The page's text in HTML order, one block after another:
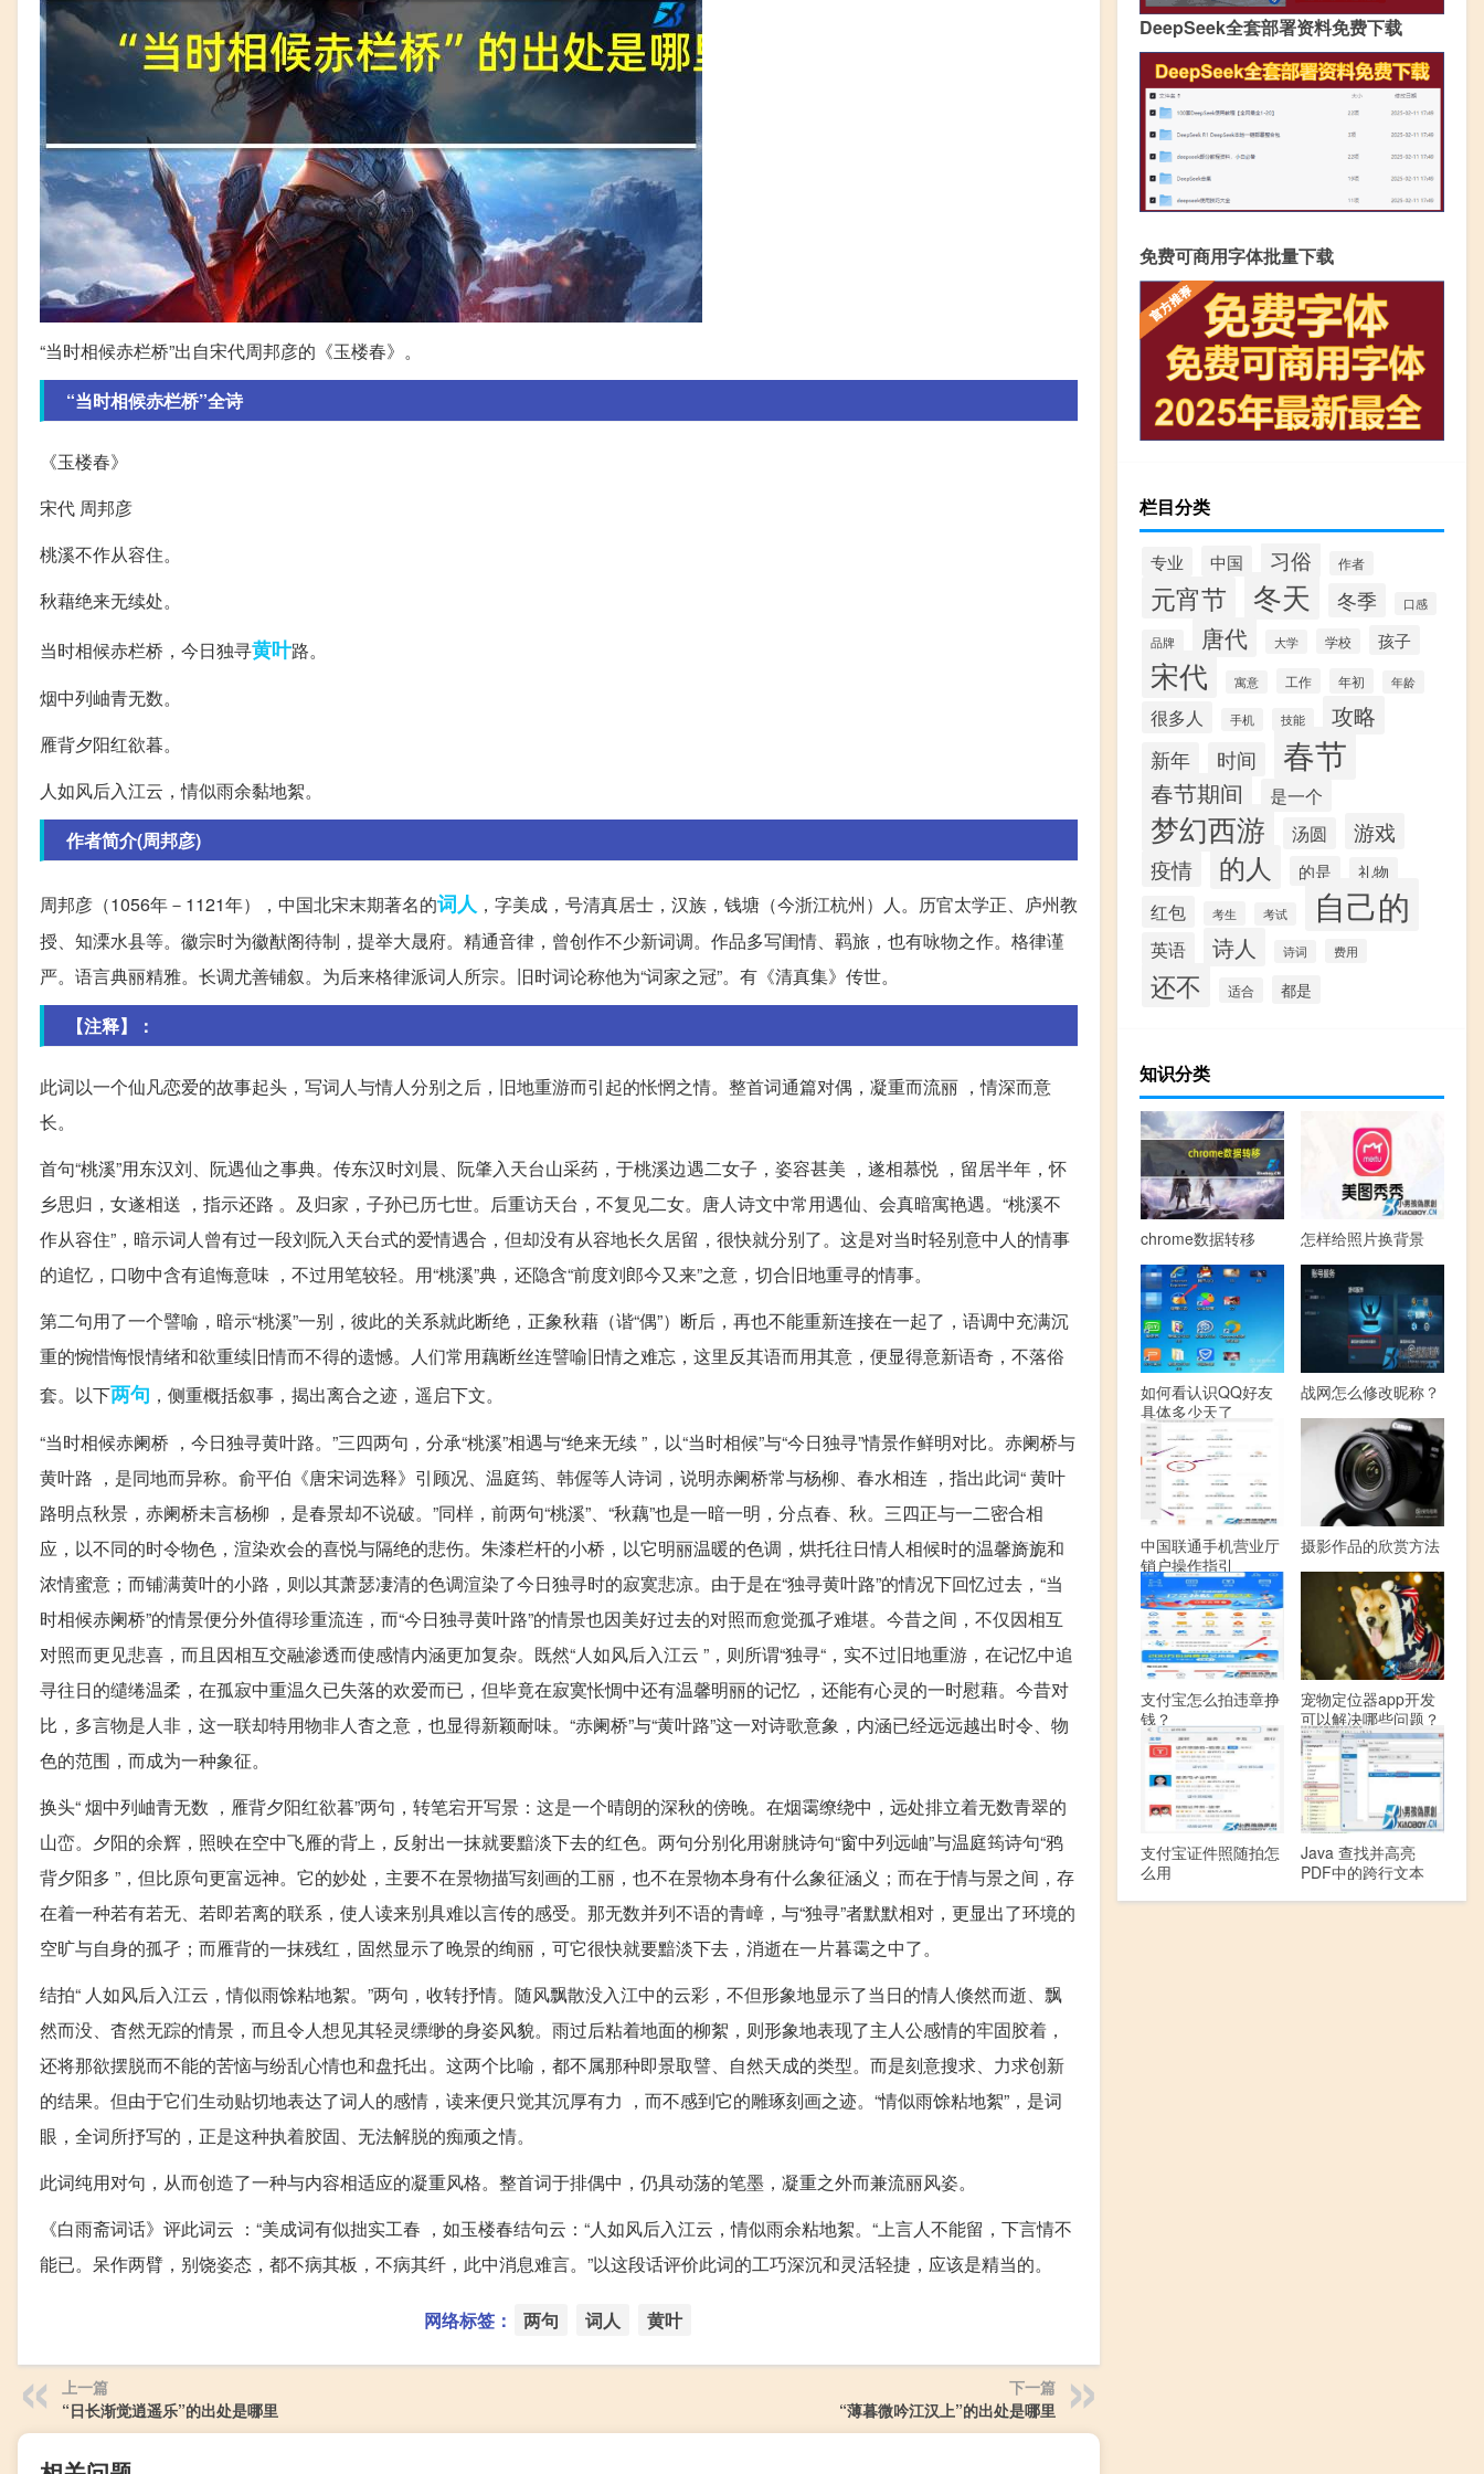
“当时相候赤栏桥”出自宋代周邦彦的《玉楼春》。
“当时相候赤栏桥”全诗
《玉楼春》
宋代 周邦彦
桃溪不作从容住。
秋藉绝来无续处。
当时相候赤栏桥，今日独寻黄叶路。
烟中列岫青无数。
雁背夕阳红欲暮。
人如风后入江云，情似雨余黏地絮。
作者简介(周邦彦)
周邦彦（1056年－1121年），中国北宋末期著名的词人 ，字美成，号清真居士，汉族，钱塘（今浙江杭州）人。历官太学正、庐州教
授、知溧水县等。徽宗时为徽猷阁待制，提举大晟府。精通音律，曾创作不少新词调。作品多写闺情、羁旅，也有咏物之作。格律谨
严。语言典丽精雅。长调尤善铺叙。为后来格律派词人所宗。旧时词论称他为“词家之冠”。有《清真集》传世。
【注释】：
此词以一个仙凡恋爱的故事起头，写词人与情人分别之后，旧地重游而引起的怅惘之情。整首词通篇对偶，凝重而流丽 ，情深而意
长。
首句“桃溪”用东汉刘、阮遇仙之事典。传东汉时刘晨、阮肇入天台山采药，于桃溪边遇二女子，姿容甚美 ，遂相慕悦 ，留居半年，怀
乡思归，女遂相送 ，指示还路 。及归家，子孙已历七世。后重访天台，不复见二女。唐人诗文中常用遇仙、会真暗寓艳遇。“桃溪不
作从容住”，暗示词人曾有过一段刘阮入天台式的爱情遇合，但却没有从容地长久居留，很快就分别了。这是对当时轻别意中人的情事
的追忆，口吻中含有追悔意味 ，不过用笔较轻。用“桃溪”典，还隐含“前度刘郎今又来”之意，切合旧地重寻的情事。
第二句用了一个譬喻，暗示“桃溪”一别，彼此的关系就此断绝，正象秋藉（谐“偶”）断后，再也不能重新连接在一起了，语调中充满沉
重的惋惜悔恨情绪和欲重续旧情而不得的遗憾。人们常用藕断丝连譬喻旧情之难忘，这里反其语而用其意，便显得意新语奇，不落俗
套。以下两句 ，侧重概括叙事，揭出离合之迹，遥启下文。
“当时相候赤阑桥 ，今日独寻黄叶路。”三四两句，分承“桃溪”相遇与“绝来无续 ”，以“当时相候”与“今日独寻”情景作鲜明对比。赤阑桥与
黄叶路 ，是同地而异称。俞平伯《唐宋词选释》引顾况、温庭筠、韩偓等人诗词，说明赤阑桥常与杨柳、春水相连 ，指出此词“ 黄叶
路明点秋景，赤阑桥未言杨柳 ，是春景却不说破。”同样，前两句“桃溪”、“秋藕”也是一暗一明，分点春、秋。三四正与一二密合相
应，以不同的时令物色，渲染欢会的喜悦与隔绝的悲伤。朱漆栏杆的小桥，以它明丽温暖的色调，烘托往日情人相候时的温馨旖旎和
浓情蜜意；而铺满黄叶的小路，则以其萧瑟凄清的色调渲染了今日独寻时的寂寞悲凉。由于是在“独寻黄叶路”的情况下回忆过去，“当
时相候赤阑桥”的情景便分外值得珍重流连，而“今日独寻黄叶路”的情景也因美好过去的对照而愈觉孤孑难堪。今昔之间，不仅因相互
对照而更见悲喜，而且因相互交融渗透而使感情内涵更加复杂。既然“人如风后入江云 ”，则所谓“独寻“，实不过旧地重游，在记忆中追
寻往日的缱绻温柔，在孤寂中重温久已失落的欢爱而已，但毕竟在寂寞怅惆中还有温馨明丽的记忆 ，还能有心灵的一时慰藉。今昔对
比，多言物是人非，这一联却特用物非人杳之意，也显得新颖耐味。“赤阑桥”与“黄叶路”这一对诗歌意象，内涵已经远远越出时令、物
色的范围，而成为一种象征。
换头“ 烟中列岫青无数 ，雁背夕阳红欲暮”两句，转笔宕开写景：这是一个晴朗的深秋的傍晚。在烟霭缭绕中，远处排立着无数青翠的
山峦。夕阳的余辉，照映在空中飞雁的背上，反射出一抹就要黯淡下去的红色。两句分别化用谢朓诗句“窗中列远岫”与温庭筠诗句“鸦
背夕阳多 ”，但比原句更富远神。它的妙处，主要不在景物描写刻画的工丽，也不在景物本身有什么象征涵义；而在于情与景之间，存
在着一种若有若无、若即若离的联系，使人读来别具难以言传的感受。那无数并列不语的青嶂，与“独寻”者默默相对，更显出了环境的
空旷与自身的孤孑；而雁背的一抹残红，固然显示了晚景的绚丽，可它很快就要黯淡下去，消逝在一片暮霭之中了。
结拍“ 人如风后入江云，情似雨馀粘地絮。”两句，收转抒情。随风飘散没入江中的云彩，不但形象地显示了当日的情人倏然而逝、飘
然而没、杳然无踪的情景，而且令人想见其轻灵缥缈的身姿风貌。雨过后粘着地面的柳絮，则形象地表现了主人公感情的牢固胶着，
还将那欲摆脱而不能的苦恼与纷乱心情也和盘托出。这两个比喻，都不属那种即景取譬、自然天成的类型。而是刻意搜求、力求创新
的结果。但由于它们生动贴切地表达了词人的感情，读来便只觉其沉厚有力 ，而不感到它的雕琢刻画之迹。“情似雨馀粘地絮”，是词
眼，全词所抒写的，正是这种执着胶固、无法解脱的痴顽之情。
此词纯用对句，从而创造了一种与内容相适应的凝重风格。整首词于排偶中，仍具动荡的笔墨，凝重之外而兼流丽风姿。
《白雨斋词话》评此词云 ：“美成词有似拙实工春 ，如玉楼春结句云：“人如风后入江云，情似雨余粘地絮。“上言人不能留，下言情不
能已。呆作两臂，别饶姿态，都不病其板，不病其纤，此中消息难言。”以这段话评价此词的工巧深沉和灵活轻捷，应该是精当的。
网络标签： 两句 词人 黄叶
上一篇
“日长渐觉逍遥乐”的出处是哪里
下一篇
“薄暮微吟江汉上”的出处是哪里
DeepSeek全套部署资料免费下载
免费可商用字体批量下载
栏目分类
专业 中国 习俗 作者
元宵节 冬天 冬季 口感
品牌 唐代 大学 学校 孩子
宋代 寓意 工作 年初 年龄
很多人 手机 技能 攻略
新年 时间 春节
春节期间 是一个
梦幻西游 汤圆
游戏
疫情
的人 的是 礼物
红包 考生 考试 自己的
英语 诗人 诗词 费用
还不 适合 都是
知识分类
chrome数据转移 怎样给照片换背景
如何看认识QQ好友
具体多少天了
战网怎么修改昵称？
中国联通手机营业厅
销户操作指引
摄影作品的欣赏方法
支付宝怎么拍违章挣
钱？
宠物定位器app开发
可以解决哪些问题？
支付宝证件照随拍怎
么用
Java 查找并高亮
PDF中的跨行文本